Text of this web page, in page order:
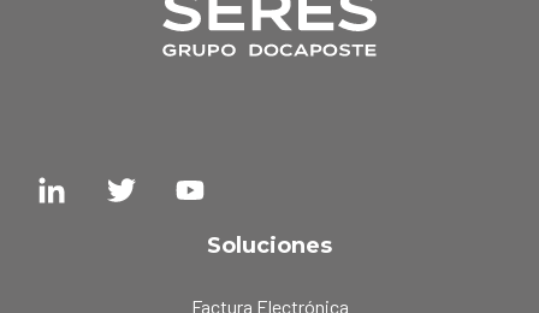
Soluciones
Factura Electrónica